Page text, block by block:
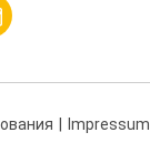
Impressum